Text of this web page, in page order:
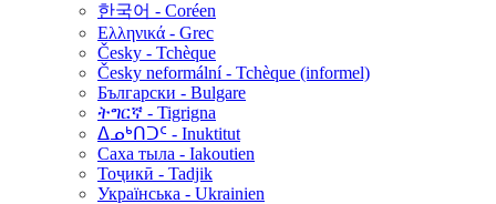
한국어 - Coréen
Ελληνικά - Grec
Česky - Tchèque
Česky neformální - Tchèque (informel)
Български - Bulgare
ትግርኛ - Tigrigna
ᐃᓄᒃᑎᑐᑦ - Inuktitut
Саха тыла - Iakoutien
Тоҷикӣ - Tadjik
Українська - Ukrainien